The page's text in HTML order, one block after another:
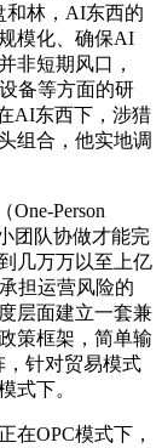
和林，AI东西的
模化、确保AI
非短期风口，
备等方面的研
AI东西下，涉猎
组合，他实地调
Person
团队协做才能完
几万万以至上亿
担运营风险的
层面建立一套兼
策框架，简单输
，针对贸易模式
式下。
OPC模式下，